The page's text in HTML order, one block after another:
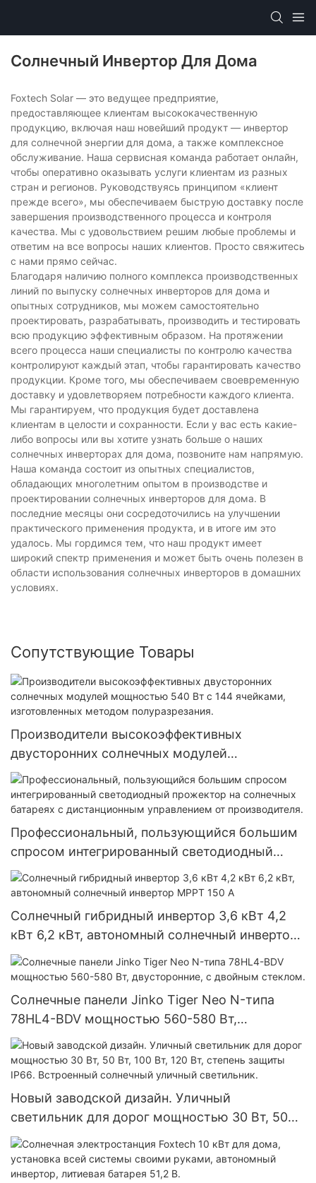
Солнечный Инвертор Для Дома
Foxtech Solar — это ведущее предприятие,
предоставляющее клиентам высококачественную
продукцию, включая наш новейший продукт — инвертор
для солнечной энергии для дома, а также комплексное
обслуживание. Наша сервисная команда работает онлайн,
чтобы оперативно оказывать услуги клиентам из разных
стран и регионов. Руководствуясь принципом «клиент
прежде всего», мы обеспечиваем быструю доставку после
завершения производственного процесса и контроля
качества. Мы с удовольствием решим любые проблемы и
ответим на все вопросы наших клиентов. Просто свяжитесь
с нами прямо сейчас.
Благодаря наличию полного комплекса производственных
линий по выпуску солнечных инверторов для дома и
опытных сотрудников, мы можем самостоятельно
проектировать, разрабатывать, производить и тестировать
всю продукцию эффективным образом. На протяжении
всего процесса наши специалисты по контролю качества
контролируют каждый этап, чтобы гарантировать качество
продукции. Кроме того, мы обеспечиваем своевременную
доставку и удовлетворяем потребности каждого клиента.
Мы гарантируем, что продукция будет доставлена ​​
клиентам в целости и сохранности. Если у вас есть какие-
либо вопросы или вы хотите узнать больше о наших
солнечных инверторах для дома, позвоните нам напрямую.
Наша команда состоит из опытных специалистов,
обладающих многолетним опытом в производстве и
проектировании солнечных инверторов для дома. В
последние месяцы они сосредоточились на улучшении
практического применения продукта, и в итоге им это
удалось. Мы гордимся тем, что наш продукт имеет
широкий спектр применения и может быть очень полезен в
области использования солнечных инверторов в домашних
условиях.
Сопутствующие Товары
Производители высокоэффективных
двусторонних солнечных модулей
мощностью 540 Вт с 144 ячейками,
изготовленных методом полуразрезания.
Профессиональный, пользующийся большим
спросом интегрированный светодиодный
прожектор на солнечных батареях с
дистанционным управлением от
производителя.
Солнечный гибридный инвертор 3,6 кВт 4,2
кВт 6,2 кВт, автономный солнечный инвертор
MPPT 150 А
Солнечные панели Jinko Tiger Neo N-типа
78HL4-BDV мощностью 560-580 Вт,
двусторонние, с двойным стеклом.
Новый заводской дизайн. Уличный
светильник для дорог мощностью 30 Вт, 50
Вт, 100 Вт, 120 Вт, степень защиты IP66.
Встроенный солнечный уличный светильник.